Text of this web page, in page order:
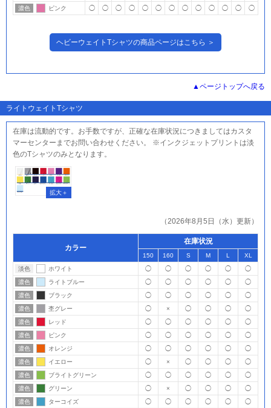
濃色 ピンク ◯ ◯ ◯ ◯ ◯ ◯ ◯ ◯ ◯ ◯ ◯ ◯ ◯
ヘビーウェイトTシャツの商品ページはこちら ＞
ページトップへ戻る
ライトウェイトTシャツ
在庫は流動的です。お手数ですが、正確な在庫状況につきましてはカスタ
マーセンターまでお問い合わせください。 ※インクジェットプリントは淡
色のTシャツのみとなります。
（2026年8月5日（水）更新）
カラー
在庫状況
150 160 S M L
XL
淡色
ホワイト ◯ ◯ ◯ ◯ ◯
◯
濃色
ライトブルー ◯ ◯ ◯ ◯ ◯
◯
濃色
ブラック ◯ ◯ ◯ ◯ ◯
◯
濃色
杢グレー ◯ × ◯ ◯ ◯
◯
濃色
レッド ◯ ◯ ◯ ◯ ◯
◯
濃色
ピンク ◯ ◯ ◯ ◯ ◯
◯
濃色
オレンジ ◯ ◯ ◯ ◯ ◯
◯
濃色
イエロー ◯ × ◯ ◯ ◯
◯
濃色
ブライトグリーン ◯ ◯ ◯ ◯ ◯
◯
濃色
グリーン ◯ × ◯ ◯ ◯
◯
濃色
ターコイズ ◯ ◯ ◯ ◯ ◯
◯